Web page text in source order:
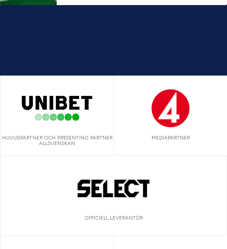
HUVUDPARTNER OCH PRESENTING PARTNER
ALLSVENSKAN
MEDIAPARTNER
OFFICIELL LEVERANTÖR